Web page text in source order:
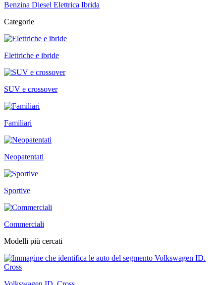
Benzina Diesel Elettrica Ibrida
Categorie
Elettriche e ibride
SUV e crossover
Familiari
Neopatentati
Sportive
Commerciali
Modelli più cercati